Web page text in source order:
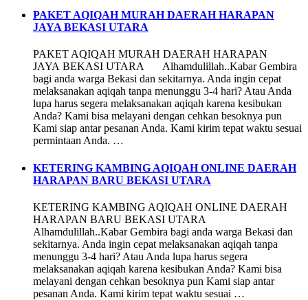
PAKET AQIQAH MURAH DAERAH HARAPAN
JAYA BEKASI UTARA
PAKET AQIQAH MURAH DAERAH HARAPAN
JAYA BEKASI UTARA Alhamdulillah..Kabar Gembira
bagi anda warga Bekasi dan sekitarnya. Anda ingin cepat
melaksanakan aqiqah tanpa menunggu 3-4 hari? Atau Anda
lupa harus segera melaksanakan aqiqah karena kesibukan
Anda? Kami bisa melayani dengan cehkan besoknya pun
Kami siap antar pesanan Anda. Kami kirim tepat waktu sesuai
permintaan Anda. …
KETERING KAMBING AQIQAH ONLINE DAERAH
HARAPAN BARU BEKASI UTARA
KETERING KAMBING AQIQAH ONLINE DAERAH
HARAPAN BARU BEKASI UTARA
Alhamdulillah..Kabar Gembira bagi anda warga Bekasi dan
sekitarnya. Anda ingin cepat melaksanakan aqiqah tanpa
menunggu 3-4 hari? Atau Anda lupa harus segera
melaksanakan aqiqah karena kesibukan Anda? Kami bisa
melayani dengan cehkan besoknya pun Kami siap antar
pesanan Anda. Kami kirim tepat waktu sesuai …